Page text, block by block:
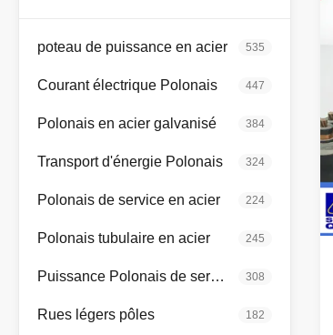
poteau de puissance en acier 535
Courant électrique Polonais 447
Polonais en acier galvanisé 384
Transport d'énergie Polonais 324
Polonais de service en acier 224
Polonais tubulaire en acier 245
Puissance Polonais de service 308
Rues légers pôles 182